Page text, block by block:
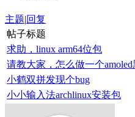
主题|回复
帖子标题
求助，linux arm64位包
请教大家，怎么做一个
小鹤双拼发现个bug
小小输入法archlinux安装包